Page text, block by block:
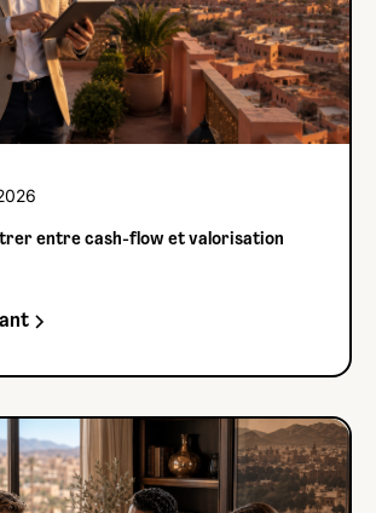
entre cash-flow et valorisation